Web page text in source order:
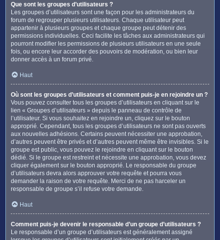
Que sont les groupes d’utilisateurs ?
Les groupes d’utilisateurs sont une façon pour les administrateurs du
forum de regrouper plusieurs utilisateurs. Chaque utilisateur peut
appartenir à plusieurs groupes et chaque groupe peut détenir des
permissions individuelles. Ceci facilite les tâches aux administrateurs qui
pourront modifier les permissions de plusieurs utilisateurs en une seule
fois, ou encore leur accorder des pouvoirs de modération, ou bien leur
donner accès à un forum privé.
Haut
Où sont les groupes d’utilisateurs et comment puis-je en rejoindre un ?
Vous pouvez consulter tous les groupes d’utilisateurs en cliquant sur le
lien « Groupes d’utilisateurs » depuis le panneau de contrôle de
l’utilisateur. Si vous souhaitez en rejoindre un, cliquez sur le bouton
approprié. Cependant, tous les groupes d’utilisateurs ne sont pas ouverts
aux nouvelles adhésions. Certains peuvent nécessiter une approbation,
d’autres peuvent être privés et d’autres peuvent même être invisibles. Si le
groupe est public, vous pouvez le rejoindre en cliquant sur le bouton
dédié. Si le groupe est restreint et nécessite une approbation, vous devez
cliquer également sur le bouton approprié. Le responsable du groupe
d’utilisateurs devra alors approuver votre requête et pourra vous
demander la raison de votre requête. Merci de ne pas harceler un
responsable de groupe s’il refuse votre demande.
Haut
Comment puis-je devenir le responsable d’un groupe d’utilisateurs ?
Le responsable d’un groupe d’utilisateurs est généralement assigné